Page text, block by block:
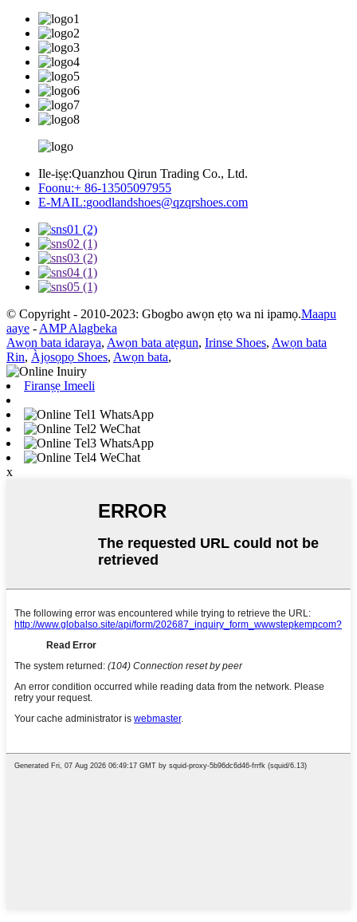
Ile-iṣẹ:Quanzhou Qirun Trading Co., Ltd.
Foonu:+ 86-13505097955
E-MAIL:goodlandshoes@qzqrshoes.com
© Copyright - 2010-2023: Gbogbo awọn ẹtọ wa ni ipamọ.Maapu
aaye - AMP Alagbeka
Awọn bata idaraya, Awọn bata atẹgun, Irinse Shoes, Awọn bata
Rin, Àjọsọpọ Shoes, Awọn bata,
Firanṣẹ Imeeli
WhatsApp
WeChat
WhatsApp
WeChat
x